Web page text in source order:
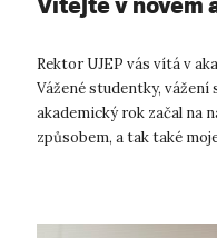
Rektor UJEP vás vítá v
Vážené studentky, vážení
akademický rok začal na
způsobem, a tak také